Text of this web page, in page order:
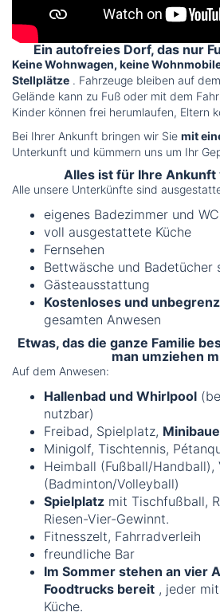
Ein autofreies Dorf, das nur
Keine Wohnwagen, keine
Stellplätze . Fahrzeuge bleiben auf
Gelände kann zu Fuß oder mit dem
Kinder können frei herumlaufen, Eltern
Bei Ihrer Ankunft bringen wir Sie mit
Unterkunft und kümmern uns um Ihr
Alles ist für Ihre
Alle unsere Unterkünfte sind
eigenes Badezimmer und WC
voll ausgestattete Küche
Fernsehen
Bettwäsche und Badetücher
Gästeausstattung
Kostenloses und
gesamten Anwesen
Etwas, das die ganze Familie
man umziehen
Auf dem Anwesen:
Hallenbad und Whirlpool
nutzbar)
Freibad, Spielplatz,
Minigolf, Tischtennis,
Heimball (Fußball/Handball),
(Badminton/Volleyball)
Spielplatz mit Tischfußball,
Riesen-Vier-Gewinnt.
Fitnesszelt, Fahrradverleih
freundliche Bar
Im Sommer stehen an vier
Foodtrucks bereit , jeder
Küche.